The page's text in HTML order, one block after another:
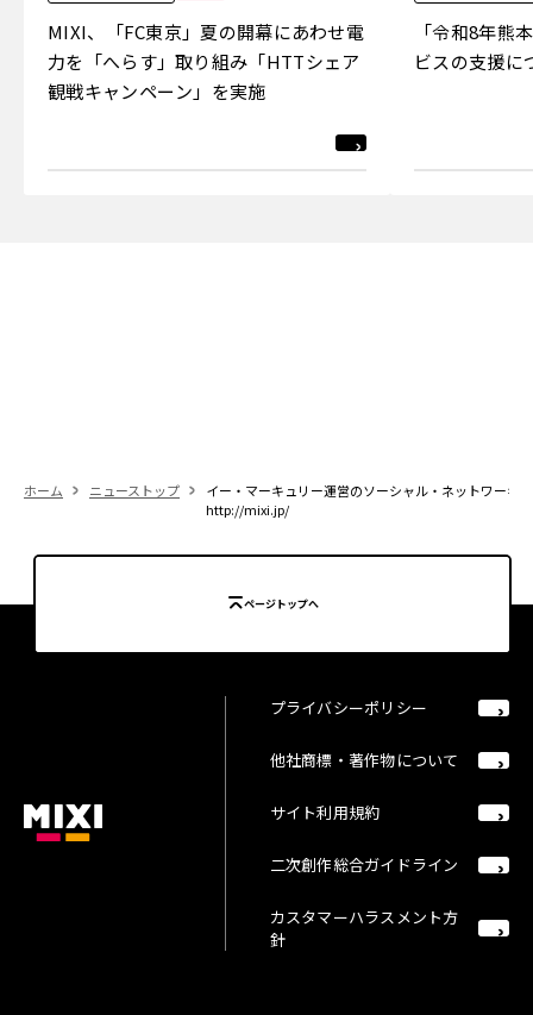
MIXI、「FC東京」夏の開幕にあわせ電
力を「へらす」取り組み「HTTシェア
観戦キャンペーン」を実施
「令和8年熊
ビスの支援に
ホーム ニューストップ
イー・マーキュリー運営のソーシャル・ネットワーキ
http://mixi.jp/
ページトップへ
プライバシーポリシー
他社商標・著作物について
サイト利用規約
二次創作総合ガイドライン
カスタマーハラスメント方
針